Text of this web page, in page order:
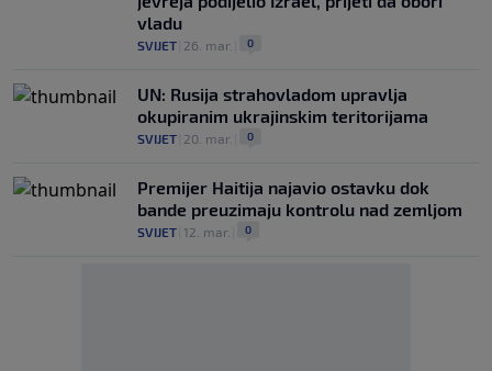
vladu
SVIJET 26. mar. 0
UN: Rusija strahovladom upravlja
okupiranim ukrajinskim teritorijama
SVIJET 20. mar. 0
Premijer Haitija najavio ostavku dok
bande preuzimaju kontrolu nad zemljom
SVIJET 12. mar. 0